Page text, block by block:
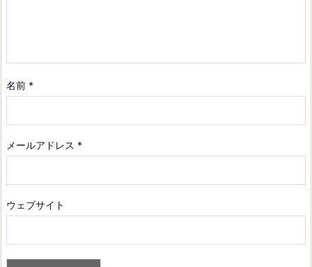
名前 *
メールアドレス *
ウェブサイト